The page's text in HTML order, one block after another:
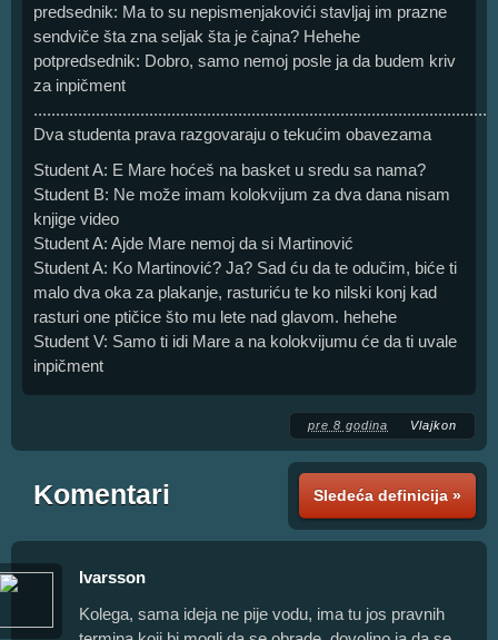
predsednik: Ma to su nepismenjakovići stavljaj im prazne
sendviče šta zna seljak šta je čajna? Hehehe
potpredsednik: Dobro, samo nemoj posle ja da budem kriv
za inpičment
......................................................................................................
Dva studenta prava razgovaraju o tekućim obavezama
Student A: E Mare hoćeš na basket u sredu sa nama?
Student B: Ne može imam kolokvijum za dva dana nisam
knjige video
Student A: Ajde Mare nemoj da si Martinović
Student A: Ko Martinović? Ja? Sad ću da te odučim, biće ti
malo dva oka za plakanje, rasturiću te ko nilski konj kad
rasturi one ptičice što mu lete nad glavom. hehehe
Student V: Samo ti idi Mare a na kolokvijumu će da ti uvale
inpičment
pre 8 godina Vlajkon
Sledeća definicija »
Komentari
Ivarsson
Kolega, sama ideja ne pije vodu, ima tu jos pravnih